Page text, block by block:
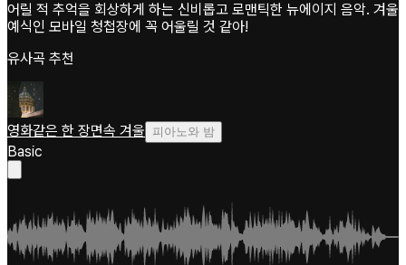
어릴 적 추억을 회상하게 하는 신비롭고 로맨틱한 뉴에이지 음악. 겨울
예식인 모바일 청첩장에 꼭 어울릴 것 같아!
유사곡 추천
영화같은 한 장면속 겨울 피아노와 밤
Basic